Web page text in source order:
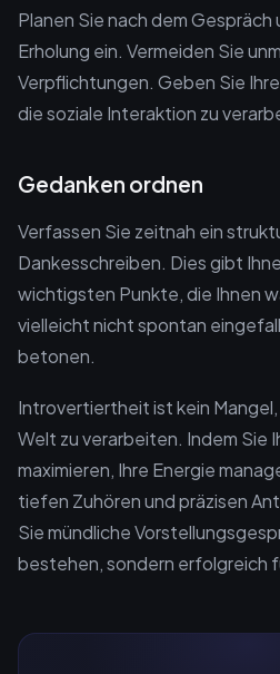
Planen Sie nach dem
Erholung ein. Vermeiden Sie
Verpflichtungen. Geben Sie
die soziale Interaktion zu
Gedanken ordnen
Verfassen Sie zeitnah ein
Dankesschreiben. Dies gibt
wichtigsten Punkte, die Ihnen
vielleicht nicht spontan
betonen.
Introvertiertheit ist kein
Welt zu verarbeiten. Indem Sie
maximieren, Ihre Energie
tiefen Zuhören und präzisen
Sie mündliche
bestehen, sondern erfolgreich